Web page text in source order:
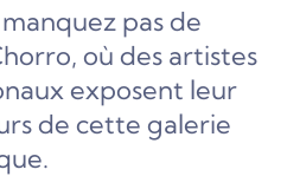
pas de
où des artistes
exposent leur
de cette galerie